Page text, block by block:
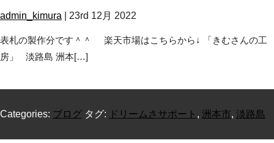
admin_kimura 23rd 12月 2022
表札の製作分です＾＾ 楽天市場はこちらから↓ 「きむさんの工
房」 淡路島 洲本[…]
Categories: ブログ タグ: ドリームさサポート , 洲本市, 淡路島